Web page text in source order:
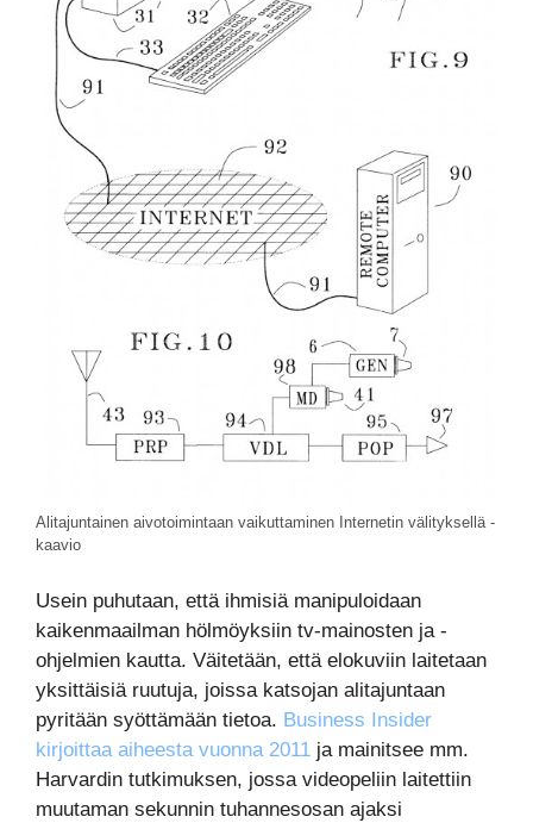
Alitajuntainen aivotoimintaan vaikuttaminen Internetin välityksellä -
kaavio
Usein puhutaan, että ihmisiä manipuloidaan
kaikenmaailman hölmöyksiin tv-mainosten ja -
ohjelmien kautta. Väitetään, että elokuviin laitetaan
yksittäisiä ruutuja, joissa katsojan alitajuntaan
pyritään syöttämään tietoa. Business Insider
kirjoittaa aiheesta vuonna 2011 ja mainitsee mm.
Harvardin tutkimuksen, jossa videopeliin laitettiin
muutaman sekunnin tuhannesosan ajaksi